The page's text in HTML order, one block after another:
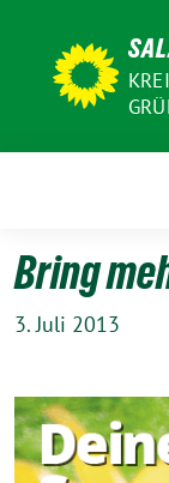
Bring
3. Juli 2013